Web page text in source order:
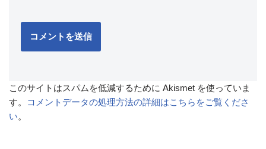
このサイトはスパムを低減するために Akismet を使っていま
す。
コメントデータの処理方法の詳細はこちらをご覧くださ
い。